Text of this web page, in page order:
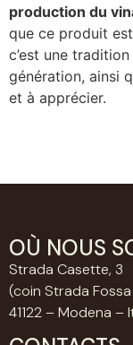
production du
que ce produit
c’est une
génération, ainsi
et à apprécier.
OÙ NOUS
Strada Casette, 3
(coin Strada
41122 – Modena –